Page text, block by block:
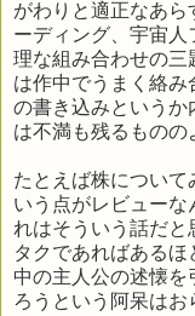
がわりと適正なあら
ーディング、宇宙
理な組み合わせの三
は作中でうまく絡
の書き込みというか
は不満も残るものの
たとえば株について
いう点がレビュー
れはそういう話だ
タクであればある
中の主人公の述懐
ろうという阿呆は